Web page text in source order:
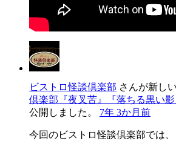
ビストロ怪談倶楽部 さんが新し
倶楽部『夜叉苦』『落ちる黒い影
公開しました。 7年 3か月前
今回のビストロ怪談倶楽部では、